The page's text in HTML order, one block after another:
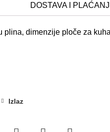
DOSTAVA I
dimenzije ploče za
Izlaz